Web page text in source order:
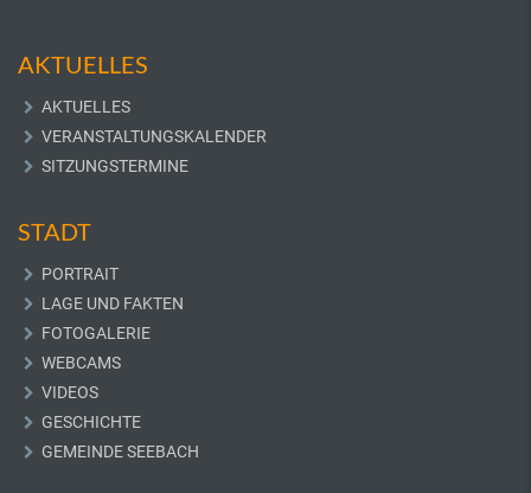
AKTUELLES
AKTUELLES
VERANSTALTUNGSKALENDER
SITZUNGSTERMINE
STADT
PORTRAIT
LAGE UND FAKTEN
FOTOGALERIE
WEBCAMS
VIDEOS
GESCHICHTE
GEMEINDE SEEBACH